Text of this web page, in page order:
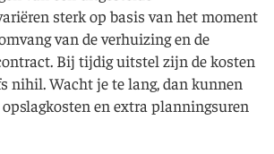
sterk op basis van het moment
van de verhuizing en de
Bij tijdig uitstel zijn de kosten
nihil. Wacht je te lang, dan kunnen
en extra planningsuren